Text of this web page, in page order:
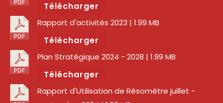
Télécharger
Rapport d'activités 2023 | 1.99 MB
Télécharger
Plan Stratégique 2024 - 2028 | 1.99 MB
Télécharger
Rapport d'Utilisation de Résomètre juillet -